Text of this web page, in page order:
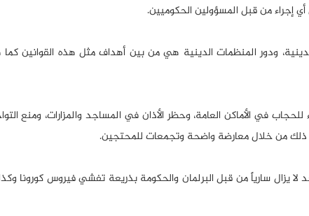
إجراء من قبل المسؤولين الحكوميين.
ودور المنظمات الدينية هي من بين أهداف مثل هذه القوانين
للحجاب في الأماكن العامة، وحظر الأذان في المساجد والمزارات، ومنع
كل ذلك من خلال معارضة واضحة وتجمعات للمحتجين.
أكثر من 50 شخصاً في المساجد لا يزال سارياً من قبل البرلمان والحكومة بذريعة تفشي فيروس